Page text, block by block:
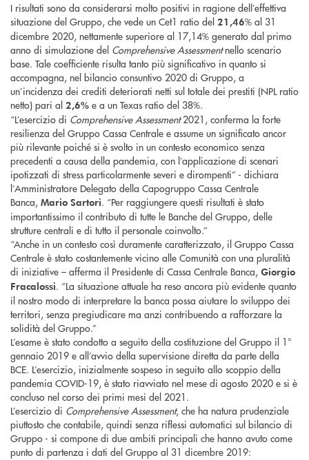
I risultati sono da considerarsi molto positivi in ragione dell’effettiva
situazione del Gruppo, che vede un Cet1 ratio del 21,46% al 31
dicembre 2020, nettamente superiore al 17,14% generato dal primo
anno di simulazione del Comprehensive Assessmentnello scenario
base. Tale coefficiente risulta tanto più significativo in quanto si
accompagna, nel bilancio consuntivo 2020 di Gruppo, a
un’incidenza dei crediti deteriorati netti sul totale dei prestiti (NPL ratio
netto) pari al 2,6% e a un Texas ratio del 38%.
“L’esercizio di Comprehensive Assessment2021, conferma la forte
resilienza del Gruppo Cassa Centrale e assume un significato ancor
più rilevante poiché si è svolto in un contesto economico senza
precedenti a causa della pandemia, con l’applicazione di scenari
ipotizzati di stress particolarmente severi e dirompenti” - dichiara
l’Amministratore Delegato della Capogruppo Cassa Centrale
Banca, Mario Sartori. “Per raggiungere questi risultati è stato
importantissimo il contributo di tutte le Banche del Gruppo, delle
strutture centrali e di tutto il personale coinvolto.”
“Anche in un contesto così duramente caratterizzato, il Gruppo Cassa
Centrale è stato costantemente vicino alle Comunità con una pluralità
di iniziative – afferma il Presidente di Cassa Centrale Banca, Giorgio
Fracalossi. “La situazione attuale ha reso ancora più evidente quanto
il nostro modo di interpretare la banca possa aiutare lo sviluppo dei
territori, senza pregiudicare ma anzi contribuendo a rafforzare la
solidità del Gruppo.”
L’esame è stato condotto a seguito della costituzione del Gruppo il 1°
gennaio 2019 e all’avvio della supervisione diretta da parte della
BCE. L’esercizio, inizialmente sospeso in seguito allo scoppio della
pandemia COVID-19, è stato riavviato nel mese di agosto 2020 e si è
concluso nel corso dei primi mesi del 2021.
L’esercizio di Comprehensive Assessment, che ha natura prudenziale
piuttosto che contabile, quindi senza riflessi automatici sul bilancio di
Gruppo - si compone di due ambiti principali che hanno avuto come
punto di partenza i dati del Gruppo al 31 dicembre 2019: